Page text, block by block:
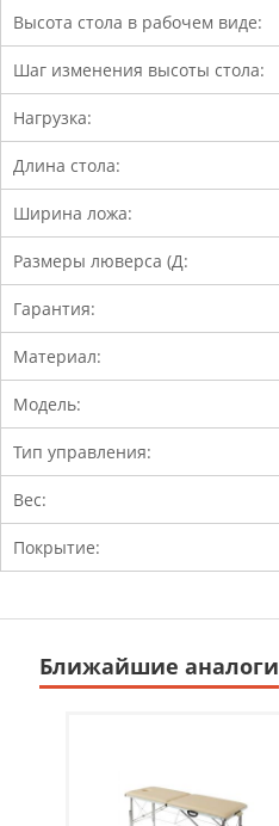
Высота стола в рабочем виде:
Шаг изменения высоты стола:
Нагрузка:
Длина стола:
Ширина ложа:
Размеры люверса (Д:
Гарантия:
Материал:
Модель:
Тип управления:
Вес:
Покрытие:
Ближайшие аналоги